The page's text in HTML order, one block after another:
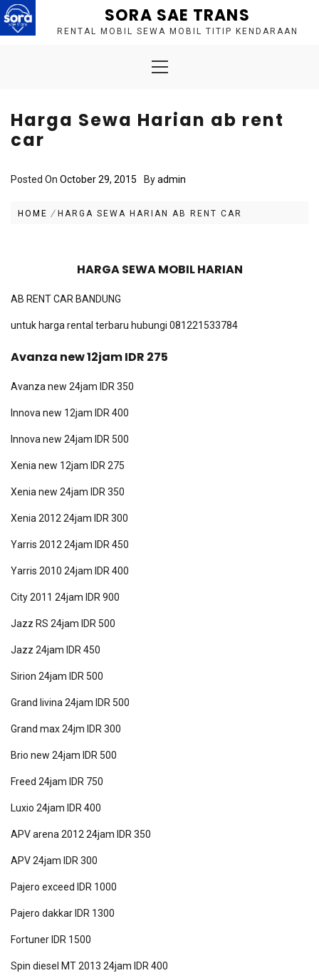
Skip
to
content
SORA SAE TRANS
RENTAL MOBIL SEWA MOBIL TITIP KENDARAAN
Menu
Harga Sewa Harian ab rent
car
Posted On October 29, 2015 Byadmin
HOME HARGA SEWA HARIAN AB RENT CAR
HARGA SEWA MOBIL HARIAN
AB RENT CAR BANDUNG
untuk harga rental terbaru hubungi 081221533784
Avanza new 12jam IDR 275
Avanza new 24jam IDR 350
Innova new 12jam IDR 400
Innova new 24jam IDR 500
Xenia new 12jam IDR 275
Xenia new 24jam IDR 350
Xenia 2012 24jam IDR 300
Yarris 2012 24jam IDR 450
Yarris 2010 24jam IDR 400
City 2011 24jam IDR 900
Jazz RS 24jam IDR 500
Jazz 24jam IDR 450
Sirion 24jam IDR 500
Grand livina 24jam IDR 500
Grand max 24jm IDR 300
Brio new 24jam IDR 500
Freed 24jam IDR 750
Luxio 24jam IDR 400
APV arena 2012 24jam IDR 350
APV 24jam IDR 300
Pajero exceed IDR 1000
Pajero dakkar IDR 1300
Fortuner IDR 1500
Spin diesel MT 2013 24jam IDR 400